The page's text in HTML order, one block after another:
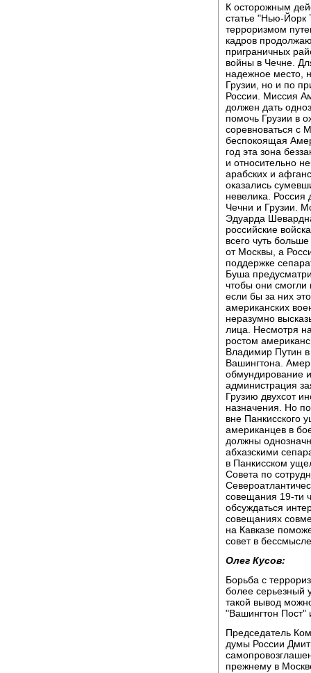
К осторожным
статье "Нью-
терроризмом
кадров
приграничных
войны в Чечне.
надежное место,
Грузии, но и по
России. Миссия
должен дать
помочь Грузии в
соревноваться с
беспокоящая
год эта зона
и относительно
арабских и
оказались
невелика. Россия
Чечни и Грузии.
Эдуарда
российские
всего чуть
от Москвы, а
поддержке
Буша
чтобы они смогли
если бы за них
американских
неразумно
лица. Несмотря
ростом
Владимир Путин
Вашингтона.
обмундирование
администрация
Грузию двухсот
назначения. Но
вне Панкисского
американцев в
должны
абхазскими
в Панкисском
Совета по
совещания 19-ти
обсуждаться
совещаниях
на Кавказе
совет в
Олег Кусов:
Борьба с
более серьезный
такой вывод
"Вашингтон
Председатель
думы России
прежнему в